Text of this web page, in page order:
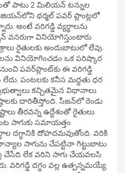
పాటు 2 మిలియన్ టన్నుల
థర్మల్ పవర్ ప్లాంట్లలో
అంటే వరిగడ్డి వ్యర్థాలను
వనరుగా వినియోగిస్తుంటారు.
రైతులకు అందుబాటులో లేవు.
వినియోగించడం ఒక పరిష్కార
పవర్‌ప్లాంట్‌కు ఈ వరిగడ్డి
పంటలకు కనీస మద్దతు ధర
కచ్చితమైన విధానాలు
దారితీస్తోంది. సీజన్‌లో రెండు
తీరవన్న ఉద్దేశంతో రైతులు
సాగుకు సమాయత్తం
దగ్ధానికి దోహదమవుతోంది. వరికి
సాగును చేపట్టినా గిట్టుబాటు
చేసేది లేక వరిని సాగు చేయవలసి
వరిగడ్డి దగ్ధం వల్ల ఉత్పన్నమయ్యే